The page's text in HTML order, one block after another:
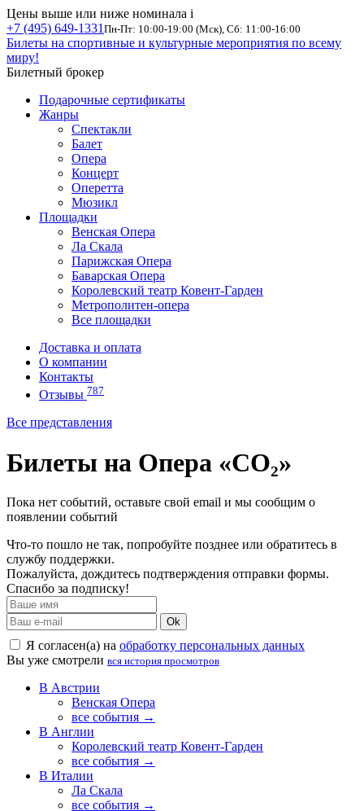
Цены выше или ниже номинала i
+7 (495) 649-1331 Пн-Пт: 10:00-19:00 (Мск), Сб: 11:00-16:00
Билеты на спортивные и культурные мероприятия по всему
миру!
Билетный брокер
Подарочные сертификаты
Жанры
Спектакли
Балет
Опера
Концерт
Оперетта
Мюзикл
Площадки
Венская Опера
Ла Скала
Парижская Опера
Баварская Опера
Королевский театр Ковент-Гарден
Метрополитен-опера
Все площадки
Доставка и оплата
О компании
Контакты
Отзывы 787
Все представления
Билеты на Опера «CO₂»
Пока нет событий, оставьте свой email и мы сообщим о
появлении событий
Что-то пошло не так, попробуйте позднее или обратитесь в
службу поддержки.
Пожалуйста, дождитесь подтверждения отправки формы.
Спасибо за подписку!
Ok
Я согласен(а) на обработку персональных данных
Вы уже смотрели вся история просмотров
В Австрии
Венская Опера
все события →
В Англии
Королевский театр Ковент-Гарден
все события →
В Италии
Ла Скала
все события →